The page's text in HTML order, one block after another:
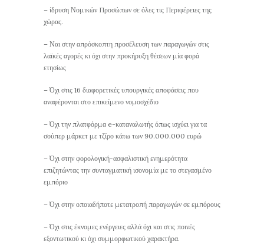
– ίδρυση Νομικών Προσώπων σε όλες τις Περιφέρειες της
χώρας.
– Ναι στην απρόσκοπτη προσέλευση των παραγωγών στις
λαϊκές αγορές κι όχι στην προκήρυξη θέσεων μία φορά
ετησίως
– Όχι στις 16 διαφορετικές υπουργικές αποφάσεις που
αναφέρονται στο επικείμενο νομοσχέδιο
– Όχι την πλατφόρμα e-καταναλωτής όπως ισχύει για τα
σούπερ μάρκετ με τζίρο κάτω των 90.000.000 ευρώ
– Όχι στην φορολογική-ασφαλιστική ενημερότητα
επιζητώντας την συνταγματική ισονομία με το στεγασμένο
εμπόριο
– Όχι στην οποιαδήποτε μετατροπή παραγωγών σε εμπόρους
– Όχι στις έκνομες ενέργειες αλλά όχι και στις ποινές
εξοντωτικού κι όχι συμμορφωτικού χαρακτήρα.